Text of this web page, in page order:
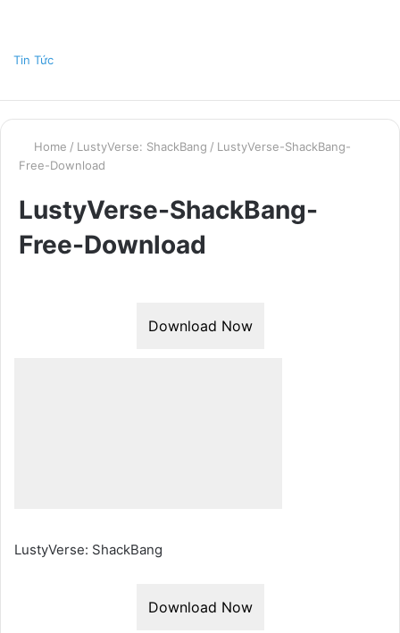
Tin Tức
Home / LustyVerse: ShackBang / LustyVerse-ShackBang-
Free-Download
LustyVerse-ShackBang-
Free-Download
Download Now
LustyVerse: ShackBang
Download Now